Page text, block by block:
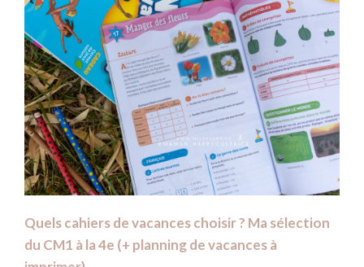
Quels cahiers de vacances choisir ? Ma sélection
du CM1 à la 4e (+ planning de vacances à